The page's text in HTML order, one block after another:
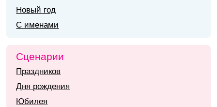
Новый год
С именами
Сценарии
Праздников
Дня рождения
Юбилея